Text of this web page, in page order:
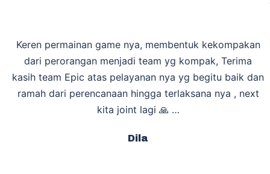
Keren permainan game nya, membentuk kekompakan
dari perorangan menjadi team yg kompak, Terima
kasih team Epic atas pelayanan nya yg begitu baik dan
ramah dari perencanaan hingga terlaksana nya , next
kita joint lagi 🙏 …
Dila